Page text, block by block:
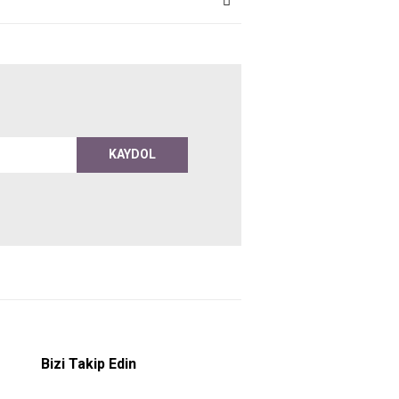
KAYDOL
Bizi Takip Edin